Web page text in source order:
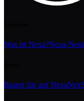
Was ist Nexa?Nexa-
Bauen Sie auf Nexa